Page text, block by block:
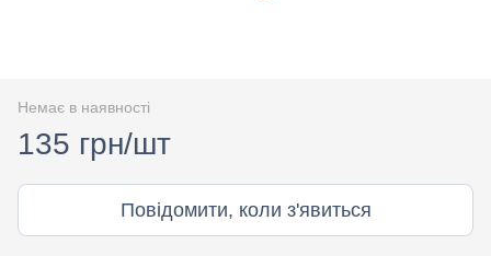
Немає в наявності
135 грн/шт
Повідомити, коли з'явиться